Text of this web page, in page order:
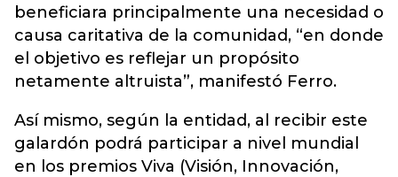
beneficiara principalmente una necesidad o
causa caritativa de la comunidad, “en donde
el objetivo es reflejar un propósito
netamente altruista”, manifestó Ferro.
Así mismo, según la entidad, al recibir este
galardón podrá participar a nivel mundial
en los premios Viva (Visión, Innovación,